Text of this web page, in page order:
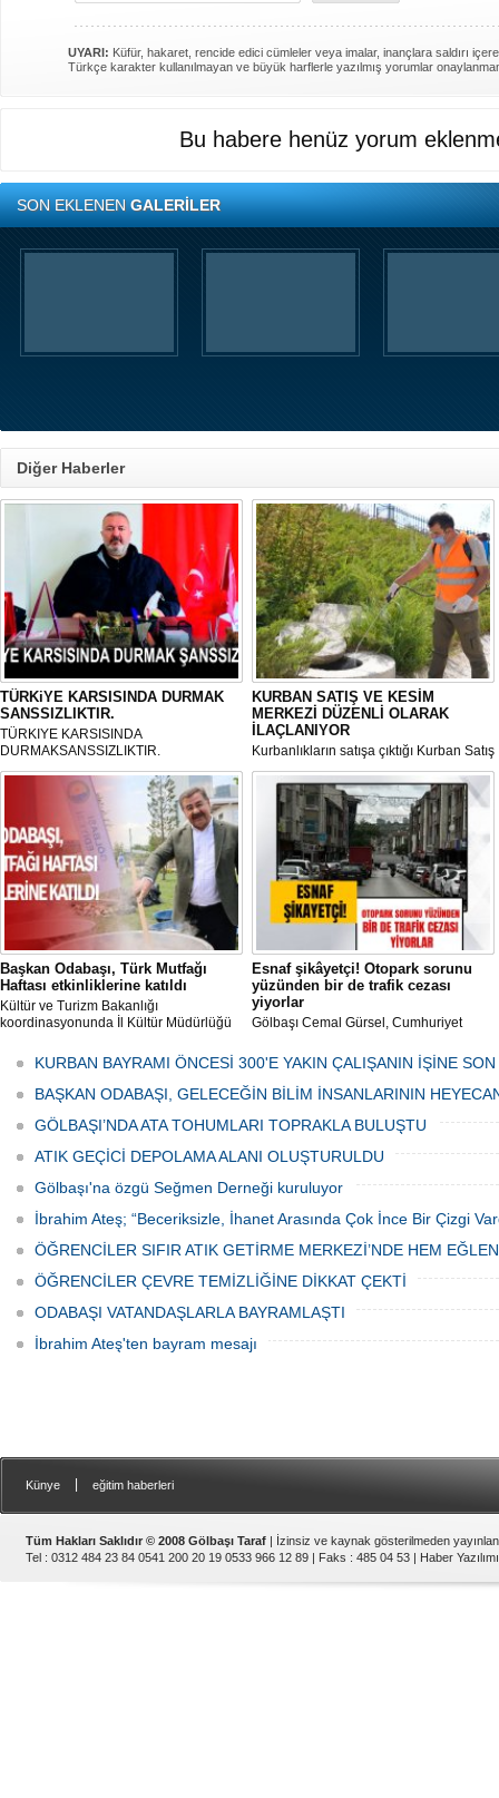
UYARI: Küfür, hakaret, rencide edici cümleler veya imalar, inançlara saldırı
Türkçe karakter kullanılmayan ve büyük harflerle yazılmış yorumlar
Bu habere henüz yorum
SON EKLENENGALERİLER
Diğer Haberler
TÜRKiYE KARSISINDA DURMAK
SANSSIZLIKTIR.
TÜRKIYE KARSISINDA
DURMAKSANSSIZLIKTIR.
KURBAN SATIŞ VE KESİM
MERKEZİ DÜZENLİ OLARAK
İLAÇLANIYOR
Kurbanlıkların satışa çıktığı Kurban Satış
ve Kesim Merkezi, haşere ve
mikropların önüne geçilmesi amacıyla
her gün Gölbaşı Belediyesi ekipleri
tarafından düzenli olarak ilaçlanıyor.
Başkan Odabaşı, Türk Mutfağı
Haftası etkinliklerine katıldı
Kültür ve Turizm Bakanlığı
koordinasyonunda İl Kültür Müdürlüğü
Haftası" etkinlikleri Ankara'da devam
ediyor.
Esnaf şikâyetçi! Otopark sorunu
yüzünden bir de trafik cezası
yiyorlar
Gölbaşı Cemal Gürsel, Cumhuriyet
bulunan esnaf ve alışverişe gelen
vatandaşlar park cezaları yüzünden
canından bezdi.
KURBAN BAYRAMI ÖNCESİ 300'E YAKIN ÇALIŞANIN İŞİNE
BAŞKAN ODABAŞI, GELECEĞİN BİLİM İNSANLARININ
GÖLBAŞI’NDA ATA TOHUMLARI TOPRAKLA BULUŞTU
ATIK GEÇİCİ DEPOLAMA ALANI OLUŞTURULDU
Gölbaşı'na özgü Seğmen Derneği kuruluyor
İbrahim Ateş; “Beceriksizle, İhanet Arasında Çok İnce Bir Çizgi
ÖĞRENCİLER SIFIR ATIK GETİRME MERKEZİ’NDE HEM
ÖĞRENCİLER ÇEVRE TEMİZLİĞİNE DİKKAT ÇEKTİ
ODABAŞI VATANDAŞLARLA BAYRAMLAŞTI
İbrahim Ateş'ten bayram mesajı
Künye eğitim haberleri
Tüm Hakları Saklıdır © 2008 Gölbaşı Taraf | İzinsiz ve kaynak gösterilmeden
Tel : 0312 484 23 84 0541 200 20 19 0533 966 12 89 | Faks : 485 04 53 | Haber Yazılımı